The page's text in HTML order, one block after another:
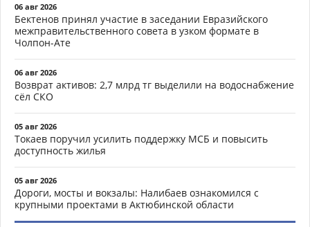
06 авг 2026
Бектенов принял участие в заседании Евразийского
межправительственного совета в узком формате в
Чолпон-Ате
06 авг 2026
Возврат активов: 2,7 млрд тг выделили на водоснабжение
сёл СКО
05 авг 2026
Токаев поручил усилить поддержку МСБ и повысить
доступность жилья
05 авг 2026
Дороги, мосты и вокзалы: Налибаев ознакомился с
крупными проектами в Актюбинской области